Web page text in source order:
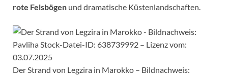
rote Felsbögen und dramatische Küstenlandschaften.
Der Strand von Legzira in Marokko – Bildnachweis: